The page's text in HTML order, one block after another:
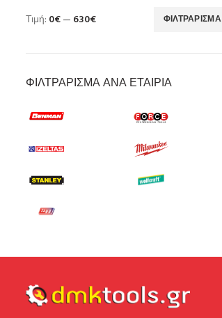
ΦΙΛΤΡΆΡΙΣΜΑ
Τιμή: 0€— 630€
ΦΙΛΤΡΆΡΙΣΜΑ ΑΝΆ ΕΤΑΙΡΊΑ